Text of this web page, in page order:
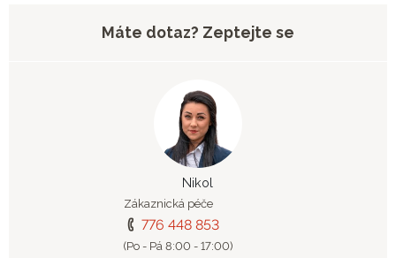
Máte dotaz? Zeptejte se
Nikol
Zákaznická péče
776 448 853
(Po - Pá 8:00 - 17:00)